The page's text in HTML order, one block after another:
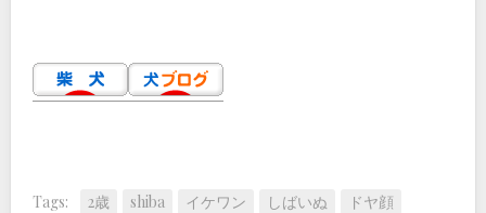
Tags: 2歳 shiba イケワン しばいぬ
ドヤ顔